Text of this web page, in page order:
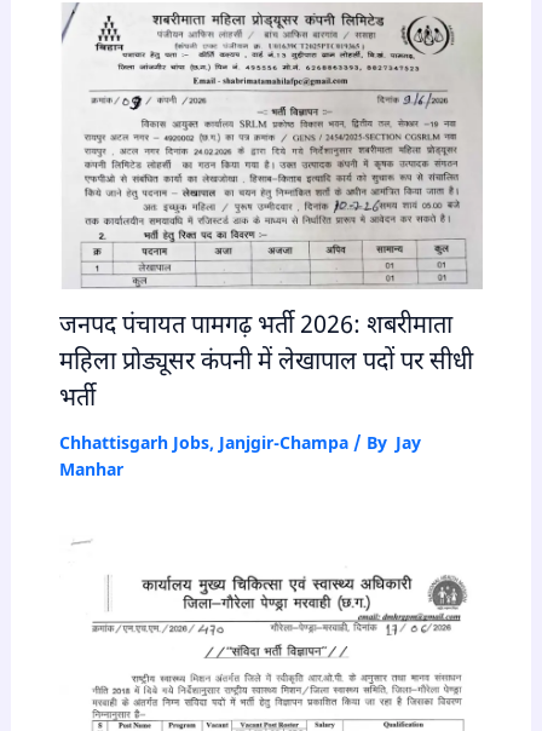
जनपद पंचायत पामगढ़ भर्ती 2026: शबरीमाता
महिला प्रोड्यूसर कंपनी में लेखापाल पदों पर सीधी
भर्ती
Chhattisgarh Jobs, Janjgir-Champa/ By Jay
Manhar